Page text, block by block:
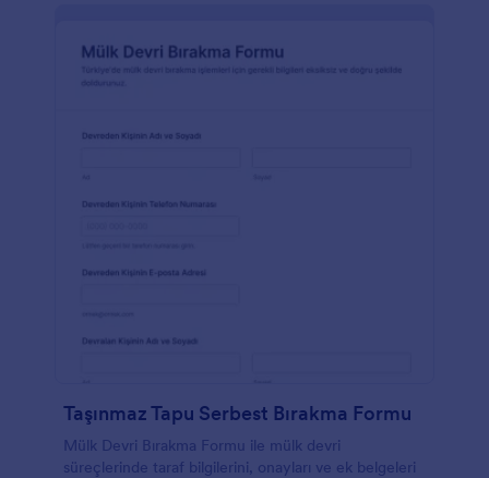
Taşınmaz Tapu Serbest Bırakma Formu
Mülk Devri Bırakma Formu ile mülk devri
süreçlerinde taraf bilgilerini, onayları ve ek belgeleri